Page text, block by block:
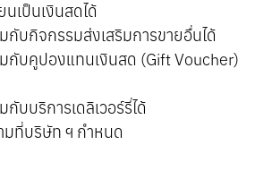
เป็นเงินสดได้
มกับกิจกรรมส่งเสริมการขายอื่นได้
มกับคูปองแทนเงินสด (Gift Voucher)
กับบริการเดลิเวอร์รี่ได้
มที่บริษัท ฯ กำหนด